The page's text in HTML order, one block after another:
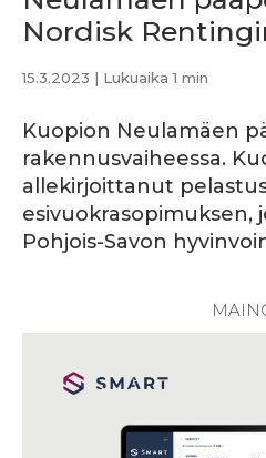
Nordisk
15.3.2023 | Lukuaika 1 min
Kuopion Neulamäen
rakennusvaiheessa.
allekirjoittanut
esivuokrasopimuksen,
Pohjois-Savon